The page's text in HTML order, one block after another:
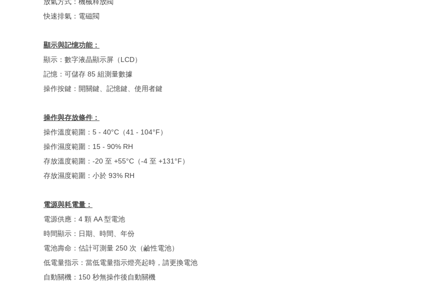
快速排氣：電磁閥
顯示與記憶功能：
顯示：數字液晶顯示屏（LCD）
記憶：可儲存 85 組測量數據
操作按鍵：開關鍵、記憶鍵、使用者鍵
操作與存放條件：
操作溫度範圍：5 - 40°C（41 - 104°F）
操作濕度範圍：15 - 90% RH
存放溫度範圍：-20 至 +55°C（-4 至 +131°F）
存放濕度範圍：小於 93% RH
電源與耗電量：
電源供應：4 顆 AA 型電池
時間顯示：日期、時間、年份
電池壽命：估計可測量 250 次（鹼性電池）
低電量指示：當低電量指示燈亮起時，請更換電池
自動關機：150 秒無操作後自動關機